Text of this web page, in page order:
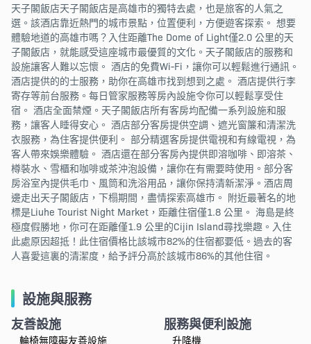
天子閣飯店天子閣飯店是高雄市的獨特去處，也是旅客的人氣之
選。該酒店靠近熱門的城市景點，位置便利，方便遊客探索。 想要
體驗地道的高雄市嗎？入住距離The Dome of Light僅2.0 公里的天
子閣飯店，就能感受這座城市最優質的文化。天子閣飯店的服務和
設施讓客人難以忘懷。 酒店的免費Wi-Fi，讓你可以輕鬆進行通訊。
酒店提供的的士服務，助你在高雄市找到想到之處。 酒店提供行李
寄存等前台服務。每日管家服務等房內設施令你可以輕鬆享受住
宿。 酒店全面禁煙。天子閣飯店所有客房均配備一系列設施和服
務，讓客人睡得安心。 酒店部分客房提供空調、遮光窗簾和清潔洗
衣服務，為住客提供便利。 部分精選客房提供電視和有線電視，為
客人帶來娛樂體驗。 酒店還在部分客房內提供即溶咖啡、即溶茶、
樽裝水、雪櫃和咖啡或茶沖泡設備，讓你在有需要時使用。部分客
房浴室內提供毛巾、風筒和洗浴用品，讓你保持清新潔淨。酒店周
邊走出天子閣飯店，下榻期間，盡情探索高雄市。 附近最著名的地
標是Liuhe Tourist Night Market，距離住宿僅1.8 公里。 海島是終
極度假勝地，你可在距離僅1.9 公里的Cijin Island尋找樂趣。入住
此處原因超抵！此住宿價格比該城市82%的住宿都要低。過去的客
人喜愛這裏的清潔度，給予評分高於該城市86%的其他住宿。
設施與服務
友善設施
輪椅無障礙友善設施
服務與便利設施
升降機